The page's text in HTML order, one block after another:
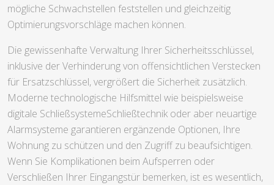
mögliche Schwachstellen feststellen und gleichzeitig
Optimierungsvorschläge machen können.
Die gewissenhafte Verwaltung Ihrer Sicherheitsschlüssel,
inklusive der Verhinderung von offensichtlichen Verstecken
für Ersatzschlüssel, vergrößert die Sicherheit zusätzlich.
Moderne technologische Hilfsmittel wie beispielsweise
digitale SchließsystemeSchließtechnik oder aber neuartige
Alarmsysteme garantieren ergänzende Optionen, Ihre
Wohnung zu schützen und den Zugriff zu beaufsichtigen.
Wenn Sie Komplikationen beim Aufsperren oder
Verschließen Ihrer Eingangstür bemerken, ist es wesentlich,